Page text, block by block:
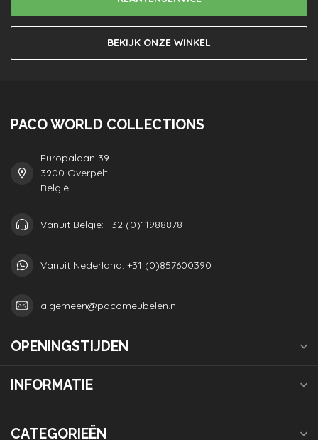
BEKIJK ONZE WINKEL
PACO WORLD COLLECTIONS
Europalaan 39
3900 Overpelt
België
Vanuit België: +32 (0)11988878
Vanuit Nederland: +31 (0)857600390
algemeen@pacomeubelen.nl
OPENINGSTIJDEN
INFORMATIE
CATEGORIEËN